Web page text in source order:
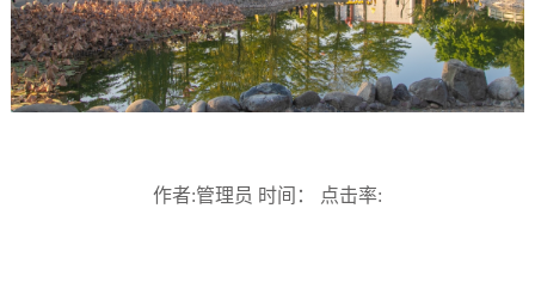
作者:管理员 时间： 点击率: